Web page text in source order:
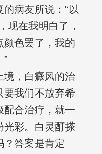
病友所说：“以
现在我明白了，
颜色罢了，我的
境，白癜风的治
要我们不放弃希
配合治疗，就一
光彩。白灵酊搽
？答案是肯定